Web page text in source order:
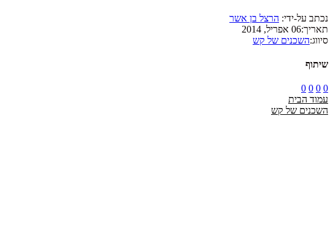
נכתב על-ידי: הרצל בן אשר
תאריך:06 אפריל, 2014
סיווג:השכנים של קש
שיתוף
0
0
0
0
עמוד הבית
השכנים של קש